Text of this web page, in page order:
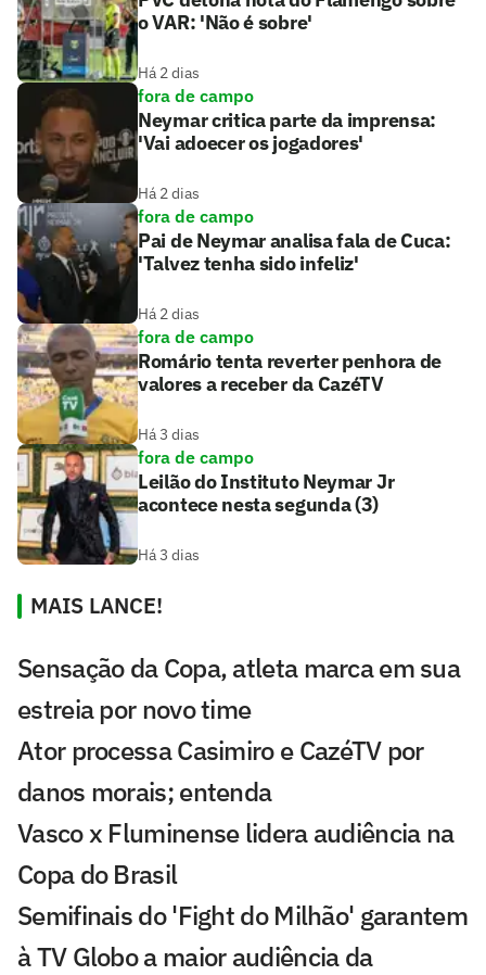
o VAR: 'Não é sobre'
Há 2 dias
fora de campo
Neymar critica parte da imprensa:
'Vai adoecer os jogadores'
Há 2 dias
fora de campo
Pai de Neymar analisa fala de Cuca:
'Talvez tenha sido infeliz'
Há 2 dias
fora de campo
Romário tenta reverter penhora de
valores a receber da CazéTV
Há 3 dias
fora de campo
Leilão do Instituto Neymar Jr
acontece nesta segunda (3)
Há 3 dias
MAIS LANCE!
Sensação da Copa, atleta marca em sua
estreia por novo time
Ator processa Casimiro e CazéTV por
danos morais; entenda
Vasco x Fluminense lidera audiência na
Copa do Brasil
Semifinais do 'Fight do Milhão' garantem
à TV Globo a maior audiência da